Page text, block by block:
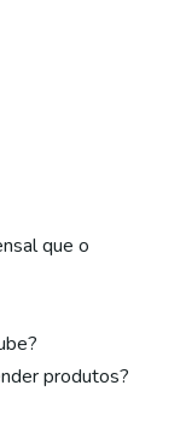
que o
produtos?